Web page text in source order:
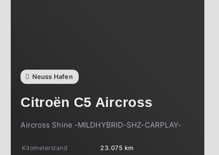
Neuss Hafen
Citroën C5 Aircross
Aircross Shine -MILDHYBRID-SHZ-CARPLAY-
Kilometerstand
23.075 km